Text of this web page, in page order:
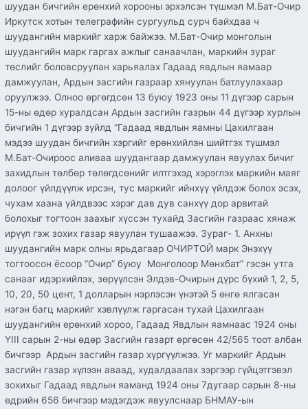
шуудан бичгийн ерөнхий хорооны эрхэлсэн түшмэл М.Бат-Очир
Иркутск хотын телеграфийн сургуульд сурч байхдаа ч
шуудангийн маркийг харж байжээ. М.Бат-Очир монголын
шуудангийн марк гаргах ажлыг санаачлан, маркийн зураг
төслийг боловсруулан харьяалах Гадаад явдлын яамаар
дамжуулан, Ардын засгийн газраар хянуулан батлуулахаар
оруулжээ. Олноо өргөгдсөн 13 буюу 1923 оны 11 дүгээр сарын
15-ны өдөр хуралдсан Ардын засгийн газрын 44 дүгээр хурлын
бичгийн 1 дүгээр зүйлд “Гадаад явдлын яамны Цахилгаан
мэдээ шуудан бичгийн хэргийг ерөнхийлэн шийтгэх түшмэл
М.Бат-Очироос аливаа шуудангаар дамжуулан явуулах бичиг
захидлын төлбөр төлөгдсөнийг илтгэхэд хэрэглэх маркийн маяг
долоог үйлдүүлж ирсэн, тус маркийг ийнхүү үйлдэж болох эсэх,
чухам хаана үйлдвээс хэрэг дав дув санхүү дор арвитай
болохыг тогтоон заахыг хүссэн тухайд Засгийн газраас хянаж
ирүүл гэж зохих газар явуулан тушаажээ. Зураг- 1. Анхны
шуудангийн марк олны ярьдагаар ОЧИРТОЙ марк Энэхүү
тогтоосон ёсоор “Очир” буюу Монголоор Мөнхбат” гэсэн утга
санааг идэрхийлэх, зөрүүлсэн Элдэв-Очирын дүрс бүхий 1, 2, 5,
10, 20, 50 цент, 1 долларын нэрлэсэн үнэтэй 5 өнгө ялгасан
нэгэн багц маркийг хэвлүүлж гаргасан тухай Цахилгаан
шуудангийн ерөнхий хороо, Гадаад Явдлын яамнаас 1924 оны
YIII сарын 2-ны өдөр Засгийн газарт өргөсөн 42/565 тоот албан
бичгээр Ардын засгийн газар хүргүүлжээ. Уг маркийг Ардын
засгийн газар хүлээн аваад, худалдаалах зэргээр гүйцэтгэвэл
зохихыг Гадаад явдлын яаманд 1924 оны 7дугаар сарын 8-ны
өдрийн 656 бичгээр мэдэгдэж явуулснаар БНМАУ-ын